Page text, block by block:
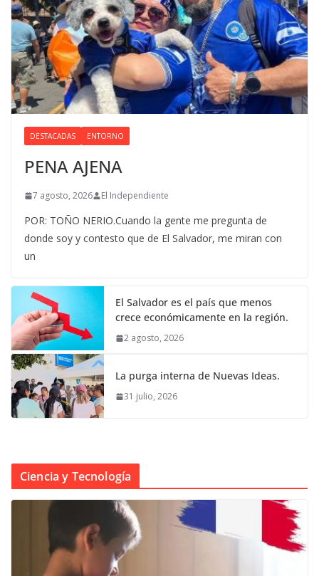
DESTACADAS ENTORNO
PENA AJENA
7 agosto, 2026 El Independiente
POR: TOÑO NERIO.Cuando la gente me pregunta de
donde soy y contesto que de El Salvador, me miran con
un
El Salvador es el país que menos
crece económicamente en la región.
2 agosto, 2026
La purga interna de Nuevas Ideas.
31 julio, 2026
Ciencia y Tecnología